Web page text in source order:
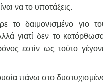
να το υποτάξεις.
το δαιμονισμένο γιο
γιατί δεν το
εστίν ως τούτο
πάνω στο